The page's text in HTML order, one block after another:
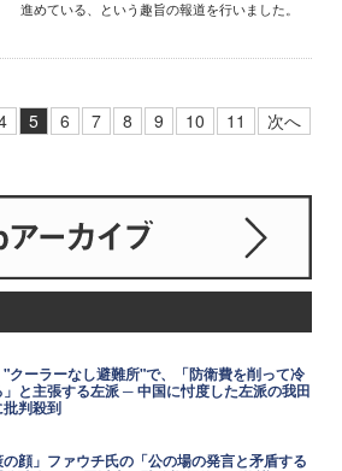
進めている、という趣旨の報道を行いました。
5 6 7 8 9 10 11 次へ
"クーラーなし避難所"で、「防衛費を削って冷
と主張する左派 ─ 中国に忖度した左派の我田
判殺到
の顔」ファウチ氏の「公の場の発言と矛盾する